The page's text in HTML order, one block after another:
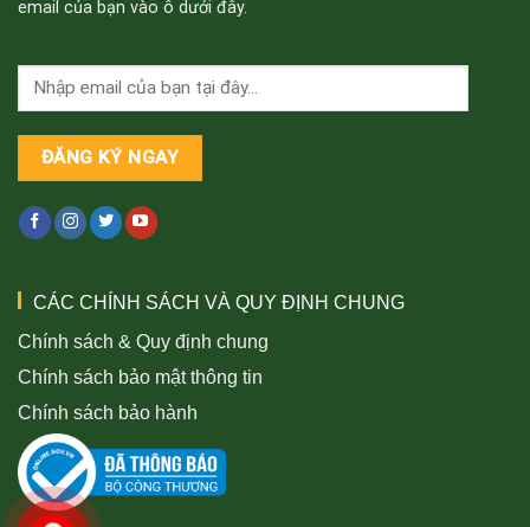
email của bạn vào ô dưới đây.
CÁC CHÍNH SÁCH VÀ QUY ĐỊNH CHUNG
Chính sách & Quy định chung
Chính sách bảo mật thông tin
Chính sách bảo hành